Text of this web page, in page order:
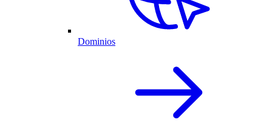
Dominios